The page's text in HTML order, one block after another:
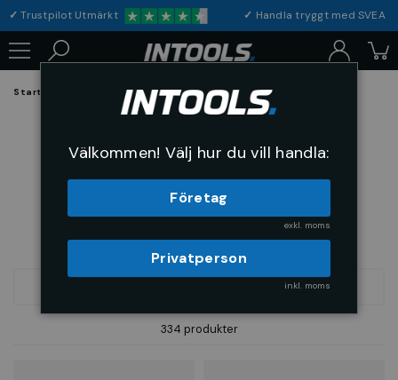
✓Trustpilot Utmärkt ✓ Handla tryggt med
Startsida Bygg & Förnödenheter
SORTERA
334 produkter
Välkommen! Välj hur du vill handla:
Företag
exkl. moms
Privatperson
inkl. moms